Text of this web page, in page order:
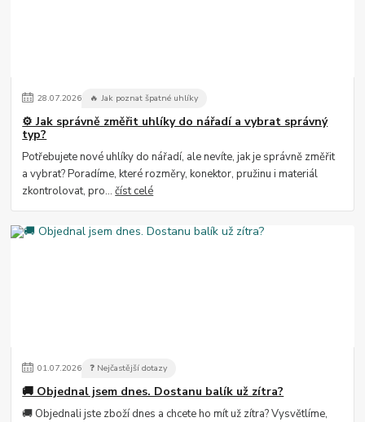
28.07.2026 🔥 Jak poznat špatné uhlíky
⚙️ Jak správně změřit uhlíky do nářadí a vybrat správný
typ?
Potřebujete nové uhlíky do nářadí, ale nevíte, jak je správně změřit
a vybrat? Poradíme, které rozměry, konektor, pružinu i materiál
zkontrolovat, pro...číst celé
01.07.2026 ❓ Nejčastější dotazy
🚚 Objednal jsem dnes. Dostanu balík už zítra?
🚚 Objednali jste zboží dnes a chcete ho mít už zítra? Vysvětlíme,